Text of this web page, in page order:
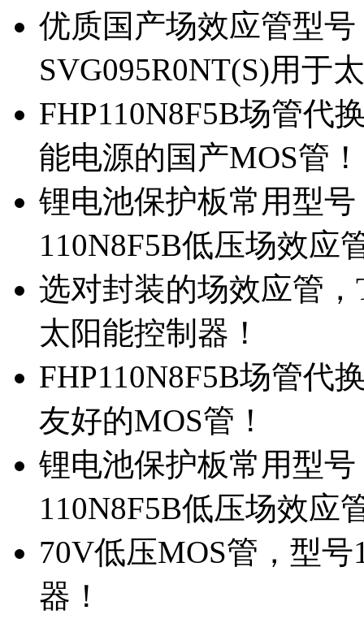
优质国产场效应管型
SVG095R0NT(S)用于
FHP110N8F5B场管代
能电源的国产MOS管！
锂电池保护板常用型
110N8F5B低压场效应
选对封装的场效应管
太阳能控制器！
FHP110N8F5B场管代
友好的MOS管！
锂电池保护板常用型
110N8F5B低压场效应
70V低压MOS管，型
器！